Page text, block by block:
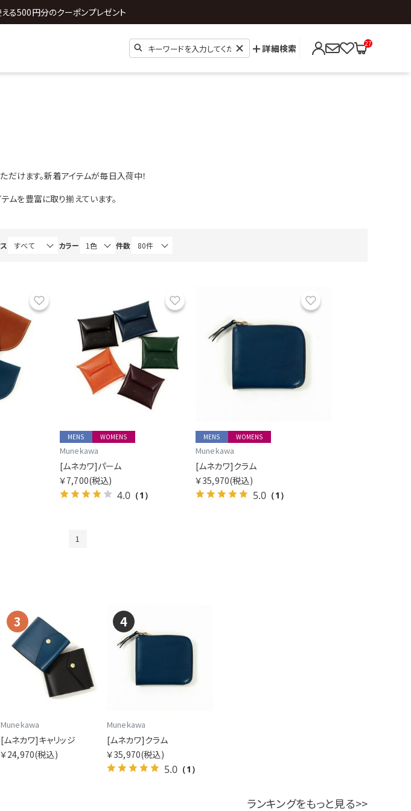
る500円分のクーポンプレゼント
詳細検索 27
けます。新着アイテムが毎日入荷中！
ムを豊富に取り揃えています。
カラー 件数
MENS WOMENS
Munekawa
[ムネカワ]パーム
￥7,700(税込)
4.0 （1）
MENS WOMENS
Munekawa
[ムネカワ]クラム
￥35,970(税込)
5.0 （1）
1
3
Munekawa
[ムネカワ]キャリッジ
￥24,970(税込)
4
Munekawa
[ムネカワ]クラム
￥35,970(税込)
5.0 （1）
ランキングをもっと見る>>